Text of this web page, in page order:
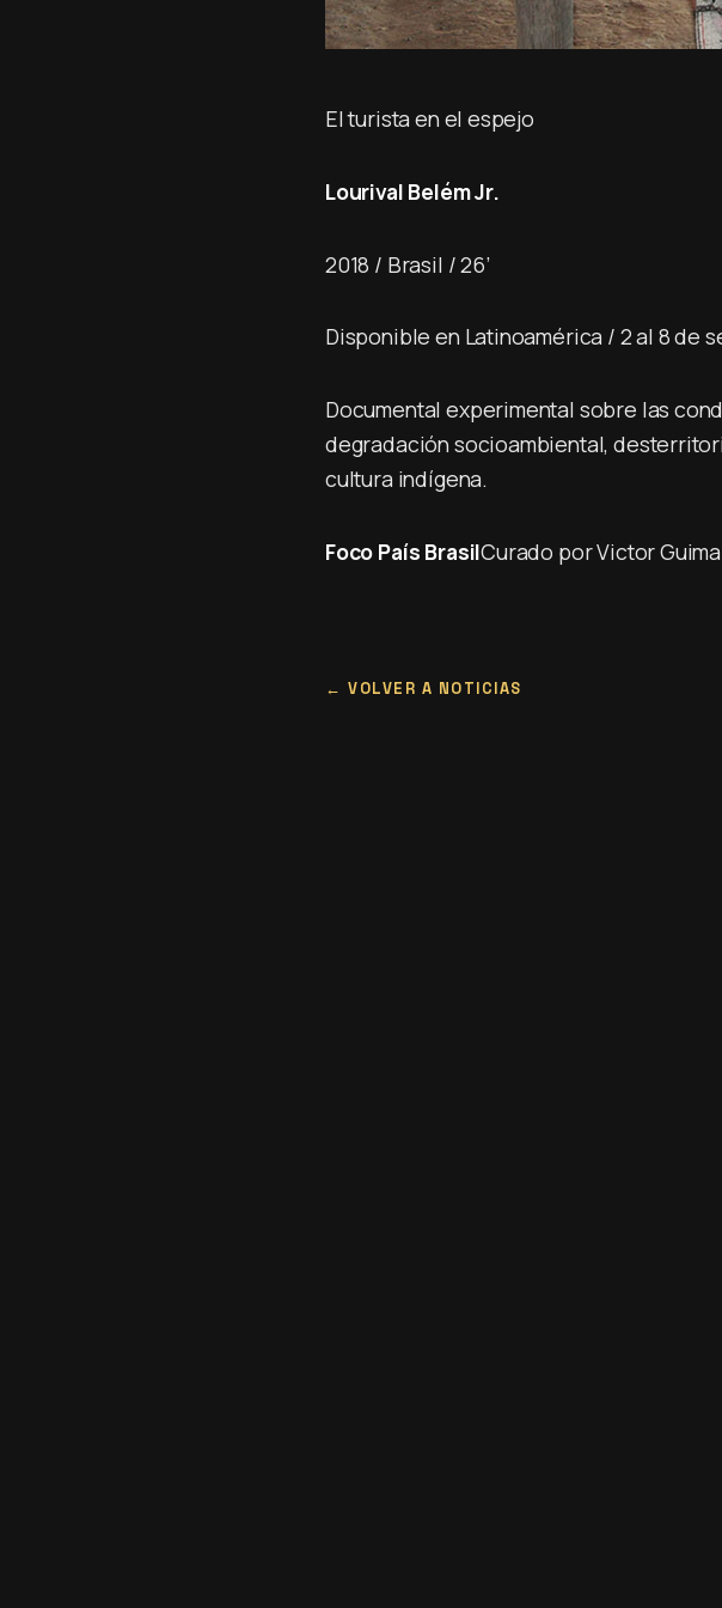
El turista en el espejo
Lourival Belém Jr.
2018 / Brasil / 26’
Disponible en Latinoamérica / 2 al 8 de
Documental experimental sobre las
degradación socioambiental,
cultura indígena.
Foco País BrasilCurado por Victor
VOLVER A NOTICIAS